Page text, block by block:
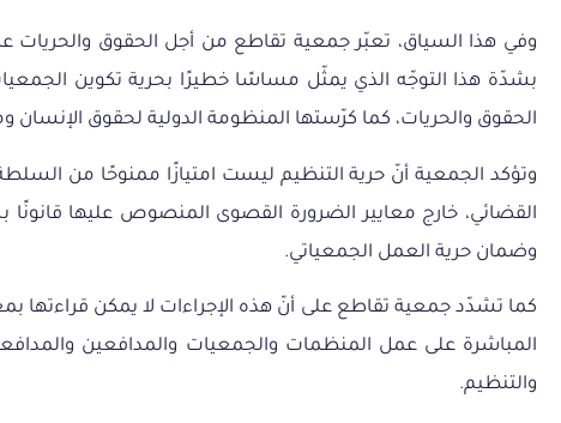
وفي هذا السياق، تعبّر جمعية تقاطع من أجل الحقوق والحريات
بشدّة هذا التوجّه الذي يمثّل مساسًا خطيرًا بحرية تكوين
الحقوق والحريات، كما كرّستها المنظومة الدولية لحقوق الإنسان
وتؤكد الجمعية أنّ حرية التنظيم ليست امتيازًا ممنوحًا من
القضائي، خارج معايير الضرورة القصوى المنصوص عليها
وضمان حرية العمل الجمعياتي.
كما تشدّد جمعية تقاطع على أنّ هذه الإجراءات لا يمكن
المباشرة على عمل المنظمات والجمعيات والمدافعين
والتنظيم.